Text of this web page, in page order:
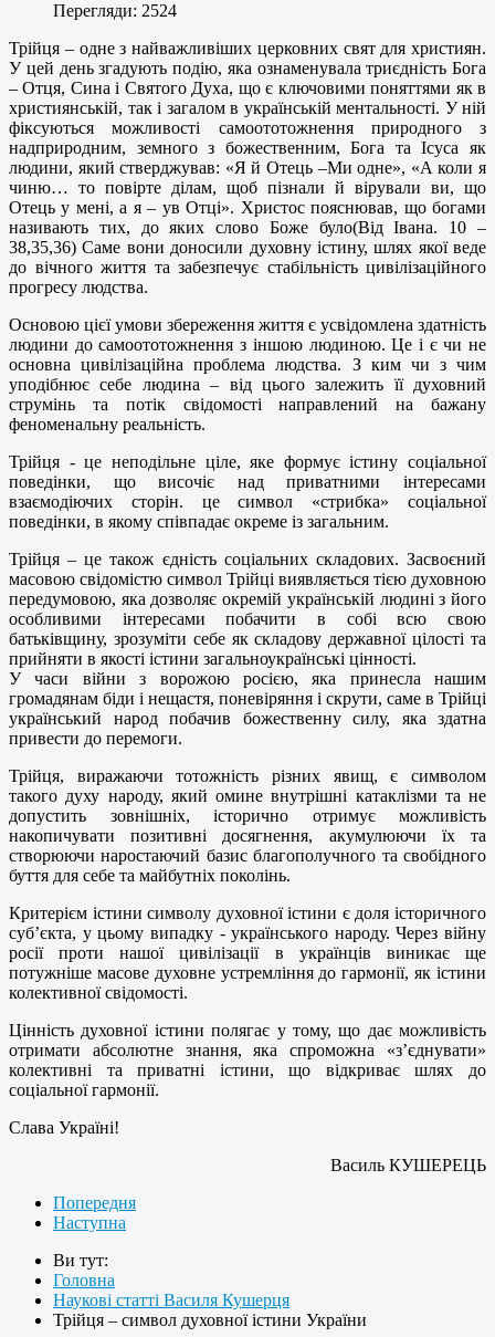
Перегляди: 2524
Трійця – одне з найважливіших церковних свят для християн.
У цей день згадують подію, яка ознаменувала триєдність Бога
– Отця, Сина і Святого Духа, що є ключовими поняттями як в
християнській, так і загалом в українській ментальності. У ній
фіксуються можливості самоототожнення природного з
надприродним, земного з божественним, Бога та Ісуса як
людини, який стверджував: «Я й Отець –Ми одне», «А коли я
чиню… то повірте ділам, щоб пізнали й вірували ви, що
Отець у мені, а я – ув Отці». Христос пояснював, що богами
називають тих, до яких слово Боже було(Від Івана. 10 –
38,35,36) Саме вони доносили духовну істину, шлях якої веде
до вічного життя та забезпечує стабільність цивілізаційного
прогресу людства.
Основою цієї умови збереження життя є усвідомлена здатність
людини до самоототожнення з іншою людиною. Це і є чи не
основна цивілізаційна проблема людства. З ким чи з чим
уподібнює себе людина – від цього залежить її духовний
струмінь та потік свідомості направлений на бажану
феноменальну реальність.
Трійця - це неподільне ціле, яке формує істину соціальної
поведінки, що височіє над приватними інтересами
взаємодіючих сторін. це символ «стрибка» соціальної
поведінки, в якому співпадає окреме із загальним.
Трійця – це також єдність соціальних складових. Засвоєний
масовою свідомістю символ Трійці виявляється тією духовною
передумовою, яка дозволяє окремій українській людині з його
особливими інтересами побачити в собі всю свою
батьківщину, зрозуміти себе як складову державної цілості та
прийняти в якості істини загальноукраїнські цінності.
У часи війни з ворожою росією, яка принесла нашим
громадянам біди і нещастя, поневіряння і скрути, саме в Трійці
український народ побачив божественну силу, яка здатна
привести до перемоги.
Трійця, виражаючи тотожність різних явищ, є символом
такого духу народу, який омине внутрішні катаклізми та не
допустить зовнішніх, історично отримує можливість
накопичувати позитивні досягнення, акумулюючи їх та
створюючи наростаючий базис благополучного та свобідного
буття для себе та майбутніх поколінь.
Критерієм істини символу духовної істини є доля історичного
суб’єкта, у цьому випадку - українського народу. Через війну
росії проти нашої цивілізації в українців виникає ще
потужніше масове духовне устремління до гармонії, як істини
колективної свідомості.
Цінність духовної істини полягає у тому, що дає можливість
отримати абсолютне знання, яка спроможна «з’єднувати»
колективні та приватні істини, що відкриває шлях до
соціальної гармонії.
Слава Україні!
Василь КУШЕРЕЦЬ
Попередня
Наступна
Ви тут:
Головна
Наукові статті Василя Кушерця
Трійця – символ духовної істини України